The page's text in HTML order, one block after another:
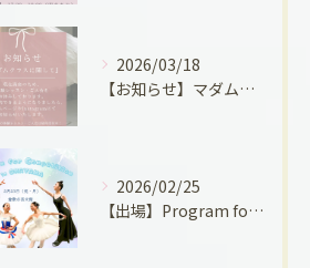
2026/03/18
【お知らせ】マダムクラスに関して
2026/02/25
【出場】Program for Competition in OKAYAMAに出場しました！